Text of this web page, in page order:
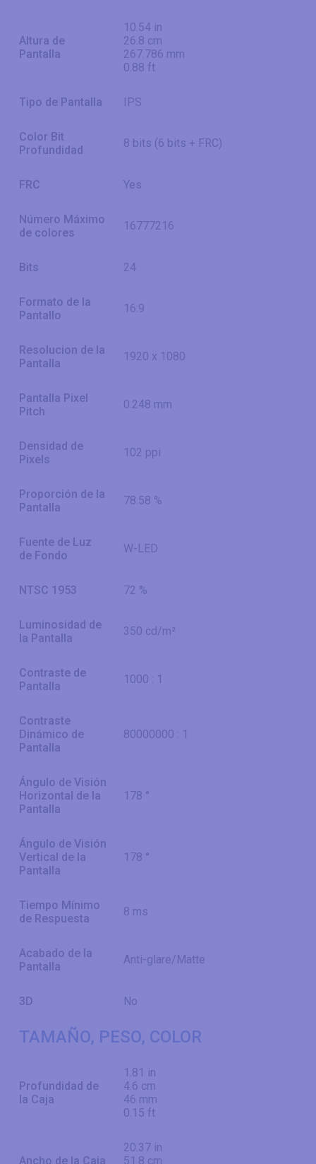
Altura de
Pantalla
10.54 in
26.8 cm
267.786 mm
0.88 ft
Tipo de Pantalla IPS
Color Bit
Profundidad
8 bits (6 bits + FRC)
FRC Yes
Número Máximo
de colores
16777216
Bits 24
Formato de la
Pantallo
16:9
Resolucion de la
Pantalla
1920 x 1080
Pantalla Pixel
Pitch
0.248 mm
Densidad de
Pixels
102 ppi
Proporción de la
Pantalla
78.58 %
Fuente de Luz
de Fondo
W-LED
NTSC 1953 72 %
Luminosidad de
la Pantalla
350 cd/m²
Contraste de
Pantalla
1000 : 1
Contraste
Dinámico de
Pantalla
80000000 : 1
Ángulo de Visión
Horizontal de la
Pantalla
178 °
Ángulo de Visión
Vertical de la
Pantalla
178 °
Tiempo Mínimo
de Respuesta
8 ms
Acabado de la
Pantalla
Anti-glare/Matte
3D No
TAMAÑO, PESO, COLOR
Profundidad de
la Caja
1.81 in
4.6 cm
46 mm
0.15 ft
Ancho de la Caja
20.37 in
51.8 cm